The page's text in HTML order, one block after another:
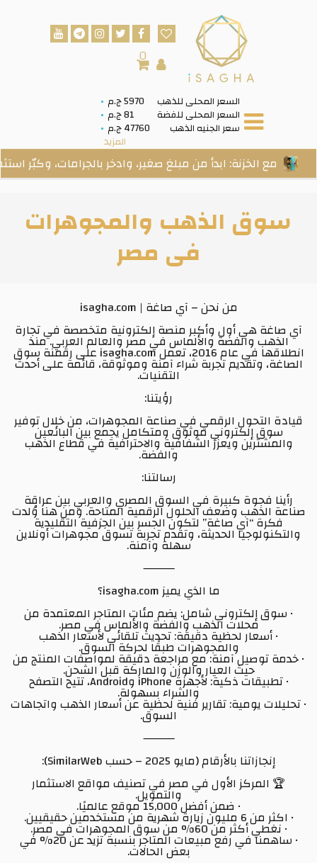
السعر المحلى للذهب 5970 ج.م
السعر المحلى للفضة 81 ج.م
سعر الجنيه الذهب 47760 ج.م
المزيد
0
مع الخزنة: ابدأ من مبلغ صغير، وادخر بالجرامات، وكبّر
سوق الذهب والمجوهرات
فى مصر
من نحن – آي صاغة | isagha.com
آي صاغة هي أول وأكبر منصة إلكترونية متخصصة في تجارة
الذهب والفضة والألماس في مصر والعالم العربي. منذ
انطلاقها في عام 2016، تعمل isagha.com على رقمنة سوق
الصاغة، وتقديم تجربة شراء آمنة وموثوقة، قائمة على أحدث
التقنيات.
رؤيتنا:
قيادة التحول الرقمي في صناعة المجوهرات، من خلال توفير
سوق إلكتروني موثوق ومتكامل يجمع بين البائعين
والمشترين ويعزز الشفافية والاحترافية في قطاع الذهب
والفضة.
رسالتنا:
رأينا فجوة كبيرة في السوق المصري والعربي بين عراقة
صناعة الذهب وضعف الحلول الرقمية المتاحة. ومن هنا وُلدت
فكرة “آي صاغة” لتكون الجسر بين الحِرَفية التقليدية
والتكنولوجيا الحديثة، وتقدم تجربة تسوق مجوهرات أونلاين
سهلة وآمنة.
⸻
ما الذي يميز isagha.com؟
• سوق إلكتروني شامل: يضم مئات المتاجر المعتمدة من
محلات الذهب والفضة والألماس في مصر.
• أسعار لحظية دقيقة: تحديث تلقائي لأسعار الذهب
والمجوهرات طبقًا لحركة السوق.
• خدمة توصيل آمنة: مع مراجعة دقيقة لمواصفات المنتج من
حيث العيار والوزن والماركة قبل الشحن.
• تطبيقات ذكية: لأجهزة iPhone وAndroid، تتيح التصفح
والشراء بسهولة.
• تحليلات يومية: تقارير فنية لحظية عن أسعار الذهب واتجاهات
السوق.
⸻
إنجازاتنا بالأرقام (مايو 2025 – حسب SimilarWeb):
🏆 المركز الأول في مصر في تصنيف مواقع الاستثمار
والتمويل.
• ضمن أفضل 15,000 موقع عالميًا.
• اكثر من 6 مليون زيارة شهرية من مستخدمين حقيقيين.
• نغطي أكثر من 60% من سوق المجوهرات في مصر.
• ساهمنا في رفع مبيعات المتاجر بنسبة تزيد عن 20% في
بعض الحالات.